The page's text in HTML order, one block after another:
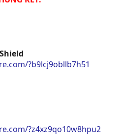
?b9lcj9obllb7h51
?z4xz9qo10w8hpu2